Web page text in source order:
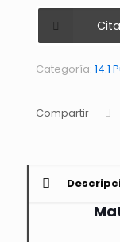
Categoría: 14.1
Compartir